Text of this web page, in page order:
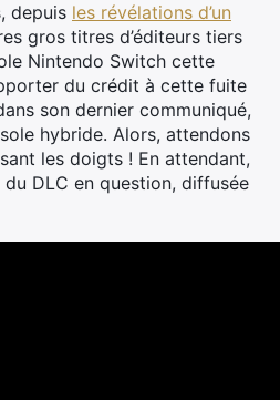
depuis les révélations d’un
gros titres d’éditeurs tiers
Nintendo Switch cette
du crédit à cette fuite
son dernier communiqué,
hybride. Alors, attendons
les doigts ! En attendant,
DLC en question, diffusée